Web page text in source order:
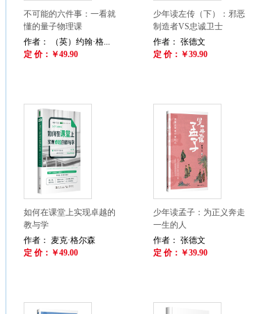
不可能的六件事：一看就
懂的量子物理课
作者： （英）约翰·格...
定 价：￥49.90
少年读左传（下）：邪恶
制造者VS忠诚卫士
作者： 张德文
定 价：￥39.90
如何在课堂上实现卓越的
教与学
作者： 麦克·格尔森
定 价：￥49.00
少年读孟子：为正义奔走
一生的人
作者： 张德文
定 价：￥39.90